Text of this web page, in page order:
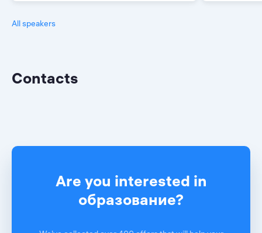
All speakers
Contacts
Are you interested in
образование?